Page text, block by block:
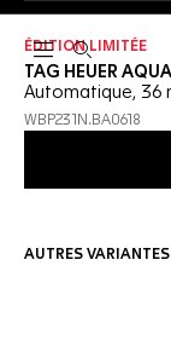
Ouvrir la
ÉDITION LIMITÉE
TAG HEUER
Automatique, 36
WBP231N.BA0618
AUTRES VARIANTES